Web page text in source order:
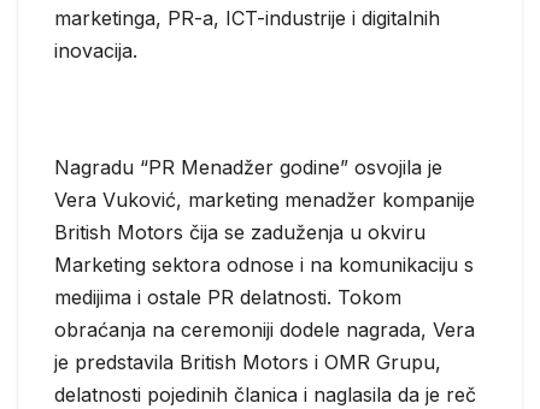
marketinga, PR-a, ICT-industrije i digitalnih
inovacija.
Nagradu “PR Menadžer godine” osvojila je
Vera Vuković, marketing menadžer kompanije
British Motors čija se zaduženja u okviru
Marketing sektora odnose i na komunikaciju s
medijima i ostale PR delatnosti. Tokom
obraćanja na ceremoniji dodele nagrada, Vera
je predstavila British Motors i OMR Grupu,
delatnosti pojedinih članica i naglasila da je reč